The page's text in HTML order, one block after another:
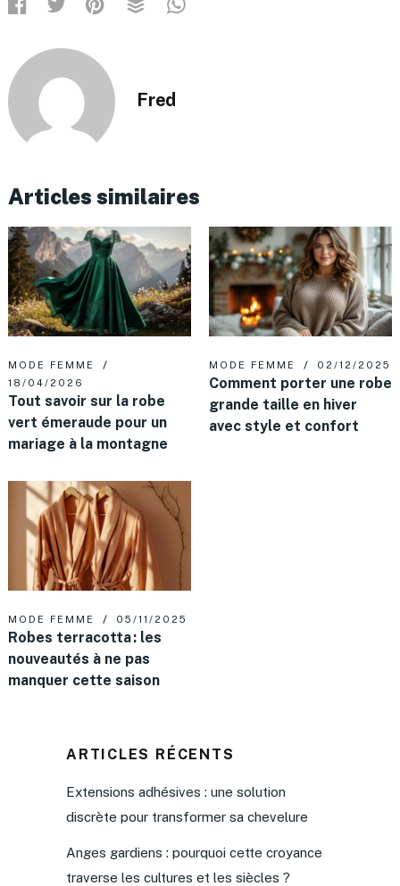
Fred
Articles similaires
MODE FEMME
18/04/2026
Tout savoir sur la robe
vert émeraude pour un
mariage à la montagne
MODE FEMME 02/12/2025
Comment porter une robe
grande taille en hiver
avec style et confort
MODE FEMME 05/11/2025
Robes terracotta : les
nouveautés à ne pas
manquer cette saison
ARTICLES RÉCENTS
Extensions adhésives : une solution
discrète pour transformer sa chevelure
Anges gardiens : pourquoi cette croyance
traverse les cultures et les siècles ?